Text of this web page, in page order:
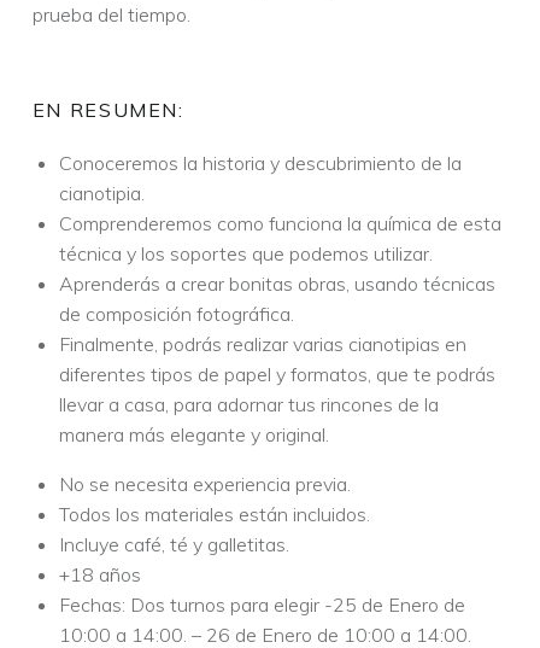
prueba del tiempo.
EN RESUMEN:
Conoceremos la historia y descubrimiento de la
cianotipia.
Comprenderemos como funciona la química de esta
técnica y los soportes que podemos utilizar.
Aprenderás a crear bonitas obras, usando técnicas
de composición fotográfica.
Finalmente, podrás realizar varias cianotipias en
diferentes tipos de papel y formatos, que te podrás
llevar a casa, para adornar tus rincones de la
manera más elegante y original.
No se necesita experiencia previa.
Todos los materiales están incluidos.
Incluye café, té y galletitas.
+18 años
Fechas: Dos turnos para elegir -25 de Enero de
10:00 a 14:00. – 26 de Enero de 10:00 a 14:00.